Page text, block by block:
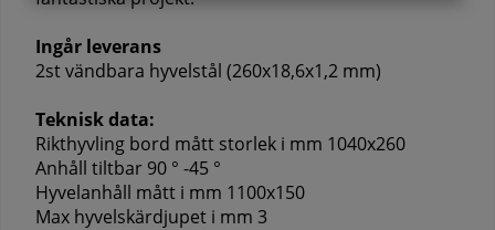
Ingår leverans
2st vändbara hyvelstål (260x18,6x1,2 mm)
Teknisk data:
Rikthyvling bord mått storlek i mm 1040x260
Anhåll tiltbar 90 ° -45 °
Hyvelanhåll mått i mm 1100x150
Max hyvelskärdjupet i mm 3